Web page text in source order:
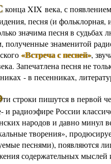
конца XIX века, с
песня (и фольклорная,
значима песня в
полученные знаменитой
«Встреча с песней»,
Запечатлена песня не
- в песенниках,
ти строки пишутся в первой
и радиоэфире России
народов и давно минул
творения»,
песнями), появляются
содержательных мыслей